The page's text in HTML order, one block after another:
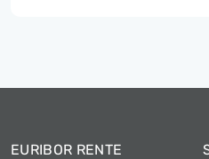
EURIBOR RENTE